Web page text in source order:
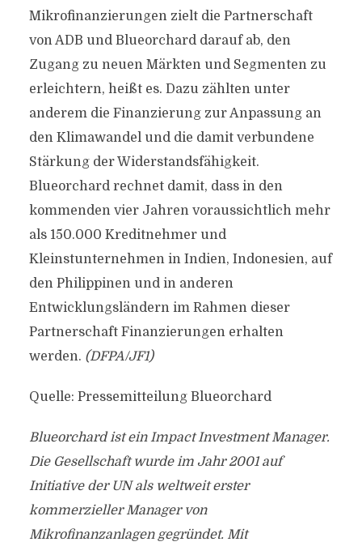
Mikrofinanzierungen zielt die Partnerschaft
von ADB und Blueorchard darauf ab, den
Zugang zu neuen Märkten und Segmenten zu
erleichtern, heißt es. Dazu zählten unter
anderem die Finanzierung zur Anpassung an
den Klimawandel und die damit verbundene
Stärkung der Widerstandsfähigkeit.
Blueorchard rechnet damit, dass in den
kommenden vier Jahren voraussichtlich mehr
als 150.000 Kreditnehmer und
Kleinstunternehmen in Indien, Indonesien, auf
den Philippinen und in anderen
Entwicklungsländern im Rahmen dieser
Partnerschaft Finanzierungen erhalten
werden. (DFPA/JF1)
Quelle: Pressemitteilung Blueorchard
Blueorchard ist ein Impact Investment Manager.
Die Gesellschaft wurde im Jahr 2001 auf
Initiative der UN als weltweit erster
kommerzieller Manager von
Mikrofinanzanlagen gegründet. Mit